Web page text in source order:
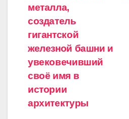
записям
металла,
создатель
гигантской
железной башни и
увековечивший
своё имя в
истории
архитектуры